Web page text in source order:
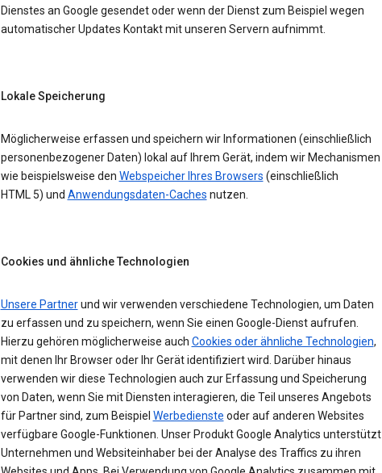
Dienstes an Google gesendet oder wenn der Dienst zum Beispiel wegen
automatischer Updates Kontakt mit unseren Servern aufnimmt.
Lokale Speicherung
Möglicherweise erfassen und speichern wir Informationen (einschließlich
personenbezogener Daten) lokal auf Ihrem Gerät, indem wir Mechanismen
wie beispielsweise den Webspeicher Ihres Browsers (einschließlich
HTML 5) und Anwendungsdaten-Caches nutzen.
Cookies und ähnliche Technologien
Unsere Partnerund wir verwenden verschiedene Technologien, um Daten
zu erfassen und zu speichern, wenn Sie einen Google-Dienst aufrufen.
Hierzu gehören möglicherweise auch Cookies oder ähnliche Technologien,
mit denen Ihr Browser oder Ihr Gerät identifiziert wird. Darüber hinaus
verwenden wir diese Technologien auch zur Erfassung und Speicherung
von Daten, wenn Sie mit Diensten interagieren, die Teil unseres Angebots
für Partner sind, zum Beispiel Werbedienste oder auf anderen Websites
verfügbare Google-Funktionen. Unser Produkt Google Analytics unterstützt
Unternehmen und Websiteinhaber bei der Analyse des Traffics zu ihren